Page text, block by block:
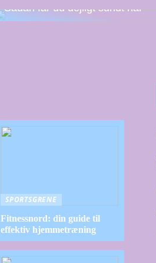
Sådan får du dejligt sundt hår
SPORTSGRENE
Fitnessnord: din guide til
effektiv hjemmetræning